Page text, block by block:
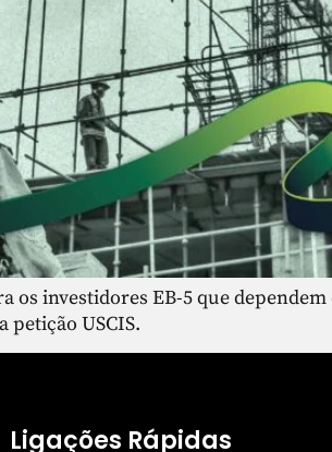
investidores EB-5 que
petição USCIS.
Ligações Rápidas